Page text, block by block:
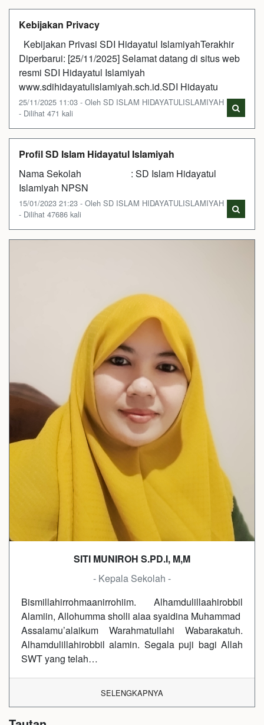
Kebijakan Privacy
Kebijakan Privasi SDI Hidayatul IslamiyahTerakhir
Diperbarui: [25/11/2025] Selamat datang di situs web
resmi SDI Hidayatul Islamiyah
www.sdihidayatulislamiyah.sch.id.SDI Hidayatu
25/11/2025 11:03 - Oleh SD ISLAM HIDAYATULISLAMIYAH
- Dilihat 471 kali
Profil SD Islam Hidayatul Islamiyah
Nama Sekolah : SD Islam Hidayatul
Islamiyah NPSN
15/01/2023 21:23 - Oleh SD ISLAM HIDAYATULISLAMIYAH
- Dilihat 47686 kali
SITI MUNIROH S.PD.I, M,M
- Kepala Sekolah -
Bismillahirrohmaanirrohiim. Alhamdulillaahirobbil
Alamiin, Allohumma sholli alaa syaidina Muhammad
Assalamu’alaikum Warahmatullahi Wabarakatuh.
Alhamdulillahirobbil alamin. Segala puji bagi Allah
SWT yang telah…
SELENGKAPNYA